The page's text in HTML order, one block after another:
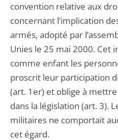
convention relative aux
concernant l’implication
armés, adopté par
Unies le 25 mai 2000. Cet
comme enfant les
proscrit leur participation
(art. 1er) et oblige à
dans la législation (art. 3).
militaires ne comportait
cet égard.